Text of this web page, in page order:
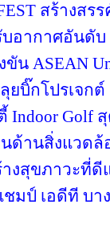
สร้างส
อากาศอันดั
น ASEAN
บิ๊กโปรเจกต์
Golf
านสิ่งแวดล้
งสุขภาวะที่ดี
มป์ เอดีที บา